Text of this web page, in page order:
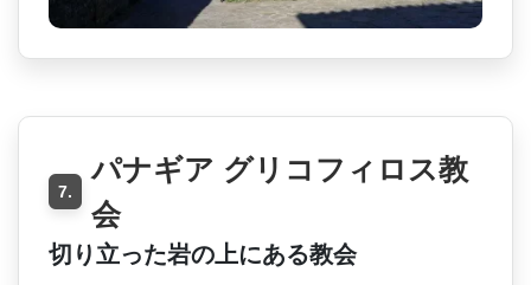
7.
パナギア グリコフィロス教
会
切り立った岩の上にある教会